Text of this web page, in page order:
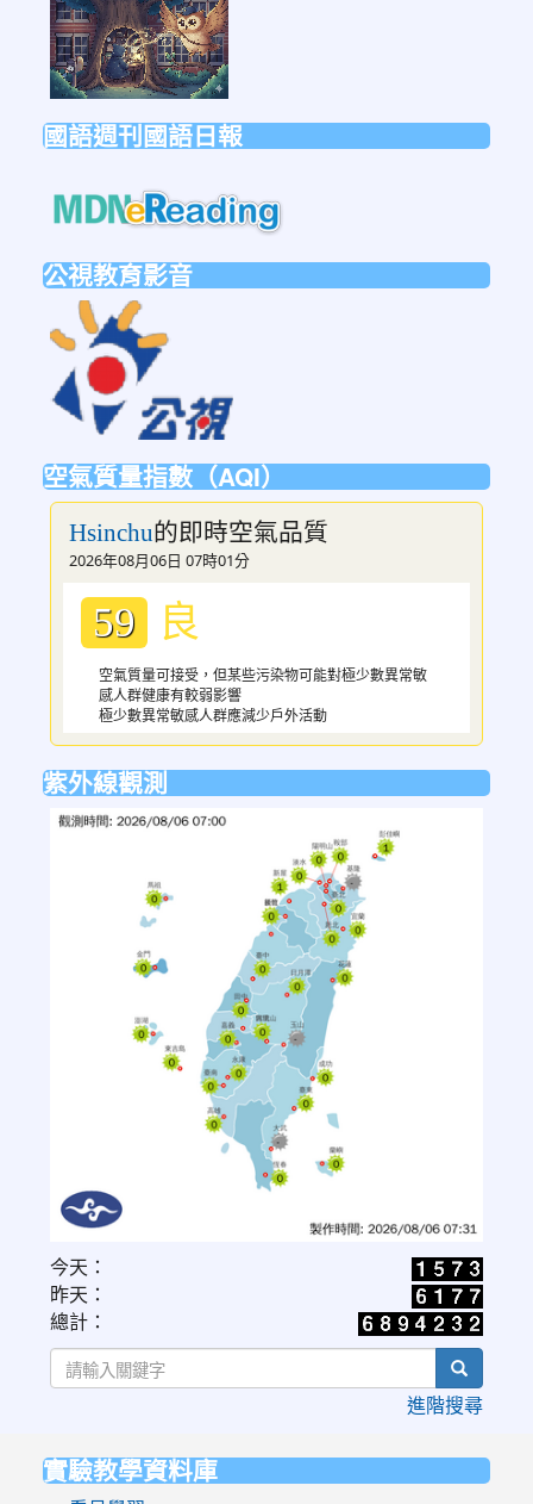
國語週刊國語日報
公視教育影音
空氣質量指數（AQI）
Hsinchu的即時空氣品質
2026年08月06日 07時01分
59 良
空氣質量可接受，但某些污染物可能對極少數異常敏
感人群健康有較弱影響
極少數異常敏感人群應減少戶外活動
紫外線觀測
link
to
https://www.cwa.gov.tw/V8/C/W/OBS_UVI.html
今天：
昨天：
總計：
search
進階搜尋
實驗教學資料庫